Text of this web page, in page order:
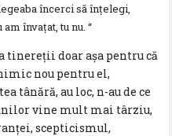
încerci să înţelegi,
învaţat, tu nu. “
tinereţii doar aşa pentru că
nou pentru el,
tânără, au loc, n-au de ce
vine mult mai târziu,
scepticismul,